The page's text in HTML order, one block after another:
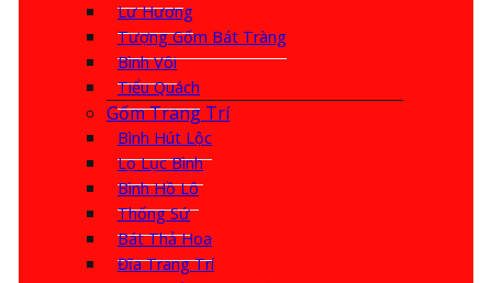
Lư Hương
Tượng Gốm Bát Tràng
Bình Vôi
Tiểu Quách
Gốm Trang Trí
Bình Hút Lộc
Lọ Lục Bình
Bình Hồ Lô
Thống Sứ
Bát Thả Hoa
Đĩa Trang Trí